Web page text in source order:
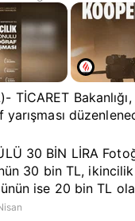
TİCARET
30 BİN LİRA
30 bin TL,
ise 20 bin TL